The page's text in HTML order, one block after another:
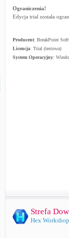
Ograniczenia!
Edycja trial została
Producent: BreakPoint
Licencja: Trial (testowa)
System Operacyjny:
Strefa
Hex